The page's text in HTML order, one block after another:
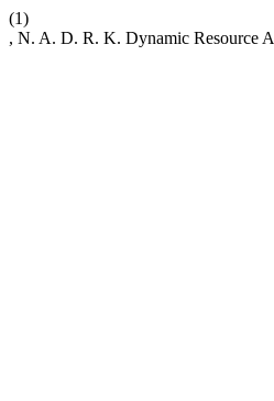
(1)
, N. A. D. R. K. Dynamic Resource